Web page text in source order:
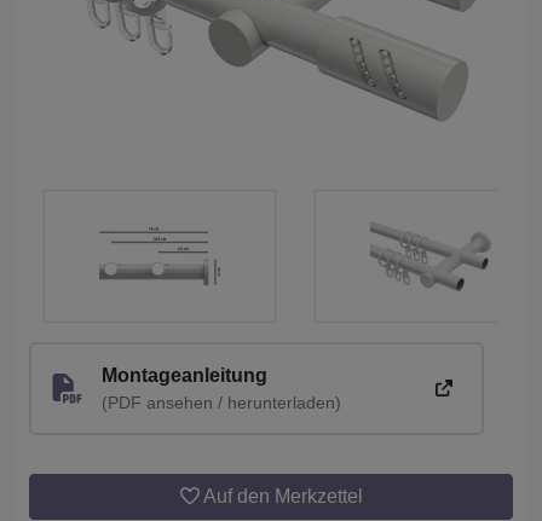
Montageanleitung
(PDF ansehen / herunterladen)
Auf den Merkzettel